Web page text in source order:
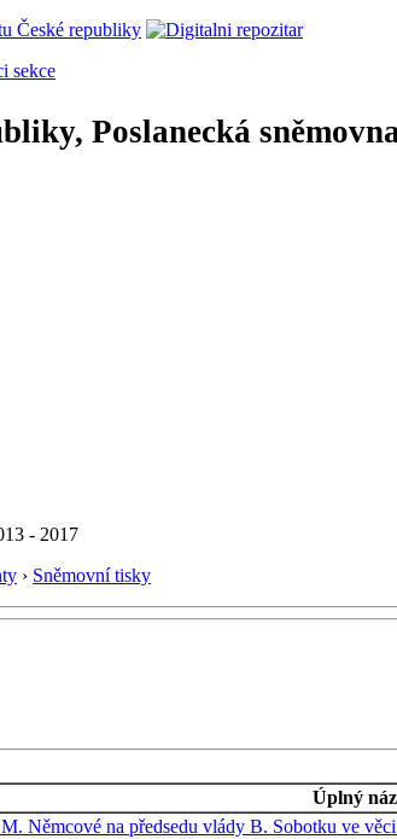
sekce
Poslanecká
- 2017
› Sněmovní tisky
Úplný
Němcové na předsedu vlády B. Sobotku ve